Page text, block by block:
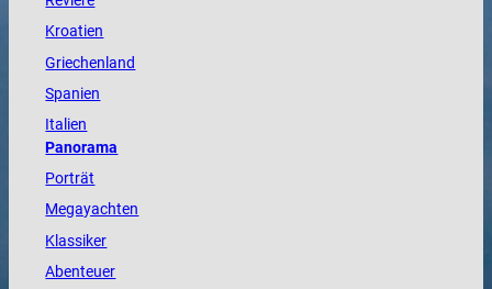
Kroatien
Griechenland
Spanien
Italien
Panorama
Porträt
Megayachten
Klassiker
Abenteuer